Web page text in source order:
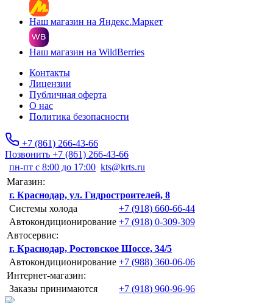
Наш магазин на Яндекс.Маркет
Наш магазин на WildBerries
Контакты
Лицензии
Публичная оферта
О нас
Политика безопасности
+7 (861) 266-43-66
Позвонить +7 (861) 266-43-66
пн-пт с 8:00 до 17:00 kts@krts.ru
Магазин:
г. Краснодар, ул. Гидростроителей, 8
Системы холода
+7 (918) 660-66-44
Автокондиционирование +7 (918) 0-309-309
Автосервис:
г. Краснодар, Ростовское Шоссе, 34/5
Автокондиционирование +7 (988) 360-06-06
Интернет-магазин:
Заказы принимаются
+7 (918) 960-96-96